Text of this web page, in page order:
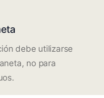
debe utilizarse
no para